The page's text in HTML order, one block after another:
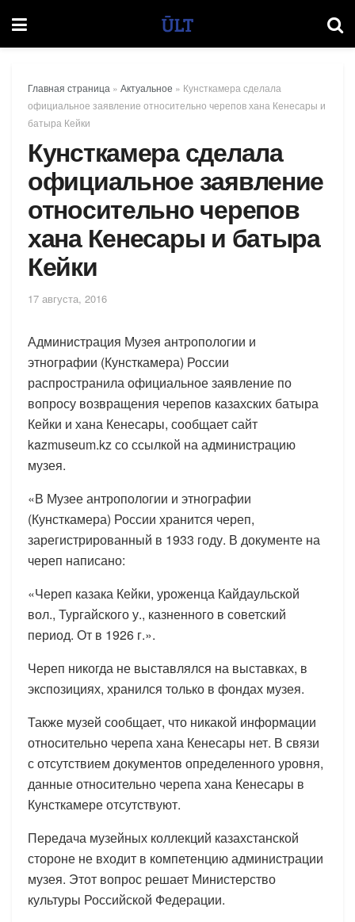
Главная страница » Актуальное » Кунсткамера сделала
официальное заявление относительно черепов хана Кенесары и
батыра Кейки
Кунсткамера сделала
официальное заявление
относительно черепов
хана Кенесары и батыра
Кейки
17 августа, 2016
Администрация Музея антропологии и
этнографии (Кунсткамера) России
распространила официальное заявление по
вопросу возвращения черепов казахских батыра
Кейки и хана Кенесары, сообщает сайт
kazmuseum.kz со ссылкой на администрацию
музея.
«В Музее антропологии и этнографии
(Кунсткамера) России хранится череп,
зарегистрированный в 1933 году. В документе на
череп написано:
«Череп казака Кейки, уроженца Кайдаульской
вол., Тургайского у., казненного в советский
период. От в 1926 г.».
Череп никогда не выставлялся на выставках, в
экспозициях, хранился только в фондах музея.
Также музей сообщает, что никакой информации
относительно черепа хана Кенесары нет. В связи
с отсутствием документов определенного уровня,
данные относительно черепа хана Кенесары в
Кунсткамере отсутствуют.
Передача музейных коллекций казахстанской
стороне не входит в компетенцию администрации
музея. Этот вопрос решает Министерство
культуры Российской Федерации.